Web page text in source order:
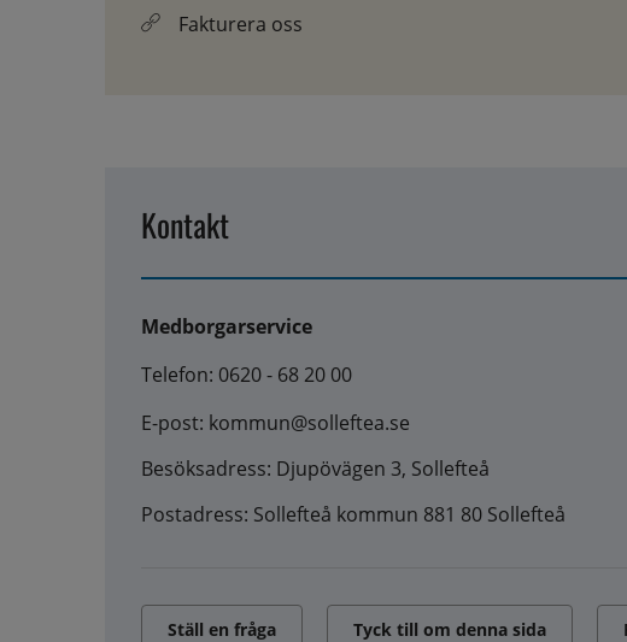
Fakturera oss
Kontakt
Medborgarservice
Telefon: 0620 - 68 20 00
E-post: kommun@solleftea.se
Besöksadress: Djupövägen 3, Sollefteå
Postadress: Sollefteå kommun 881 80 Sollefteå
Ställ en fråga Tyck till om denna sida